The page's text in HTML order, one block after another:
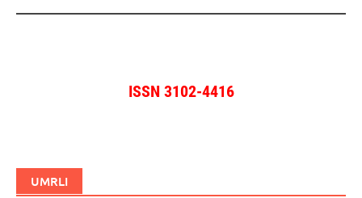
ISSN 3102-4416
UMRLI